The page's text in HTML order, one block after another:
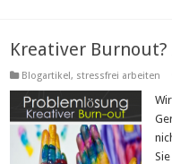
Kreativer Burnout?
Blogartikel, stressfrei arbeiten